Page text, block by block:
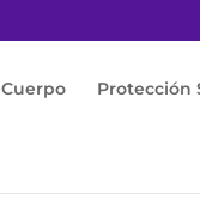
Cuerpo Protección